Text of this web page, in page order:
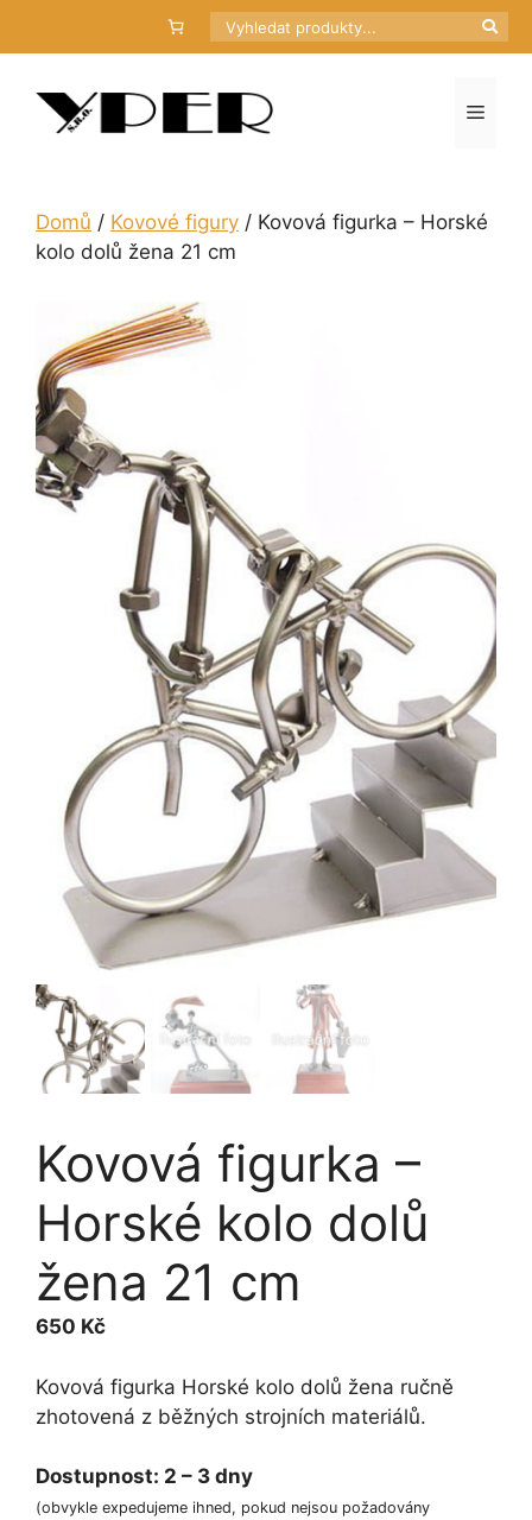
Hledat
Menu
Domů / Kovové figury / Kovová figurka – Horské
kolo dolů žena 21 cm
Kovová figurka –
Horské kolo dolů
žena 21 cm
650 Kč
Kovová figurka Horské kolo dolů žena ručně
zhotovená z běžných strojních materiálů.
Dostupnost: 2 – 3 dny
(obvykle expedujeme ihned, pokud nejsou požadovány